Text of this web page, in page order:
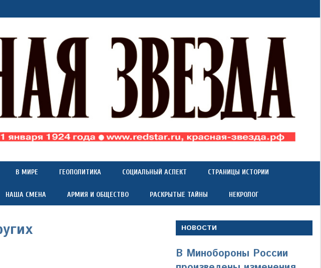
В МИРЕ ГЕОПОЛИТИКА СОЦИАЛЬНЫЙ АСПЕКТ СТРАНИЦЫ ИСТОРИИ
НАША СМЕНА АРМИЯ И ОБЩЕСТВО РАСКРЫТЫЕ ТАЙНЫ НЕКРОЛОГ
НОВОСТИ
В Минобороны России